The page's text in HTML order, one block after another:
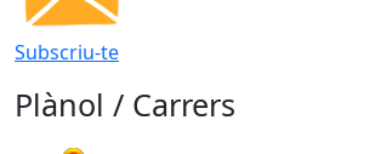
Subscriu-te
Plànol / Carrers